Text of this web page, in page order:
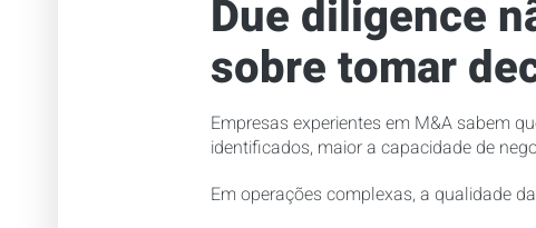
Due diligence
sobre tomar
Empresas experientes em M&A sabem
identificados, maior a capacidade de
Em operações complexas, a qualidade